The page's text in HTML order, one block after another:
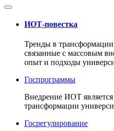
ИОТ-повестка
Тренды в
связанные с массовым
опыт и подходы
Госпрограммы
Внедрение ИОТ
трансформации
Госрегулирование